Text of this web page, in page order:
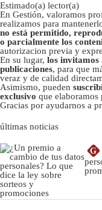
Estimado(a) lector(a)
En Gestión, valoramos
realizamos para
no está permitido,
o parcialmente los
autorizacion previa y
En su lugar, los invitamos
publicaciones, para que
veraz y de calidad
Asimismo, pueden
exclusivo que elaboramos
Gracias por ayudarnos a
últimas noticias
G